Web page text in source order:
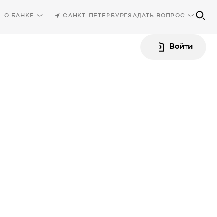
О БАНКЕ САНКТ-ПЕТЕРБУРГЗАДАТЬ ВОПРОС
Войти